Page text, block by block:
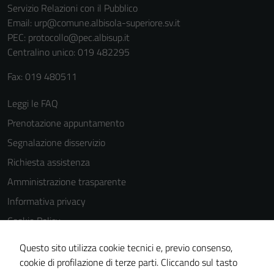
Servizio Relazioni con il Pubblico
Email: urp@comune.albisola-superiore.sv.it
PEC: protocollo@pec.albisup.it
Centralino unico: 019 482295
Fax: 019 480511
Leggi le FAQ
Prenotazione appuntamento
Segnalazione disservizio
Richiesta assistenza
Amministrazione trasparente
Informativa privacy
Cookie Policy
Note legali
Dichiarazione di accessibilità
Questo sito utilizza cookie tecnici e, previo consenso,
cookie di profilazione di terze parti. Cliccando sul tasto